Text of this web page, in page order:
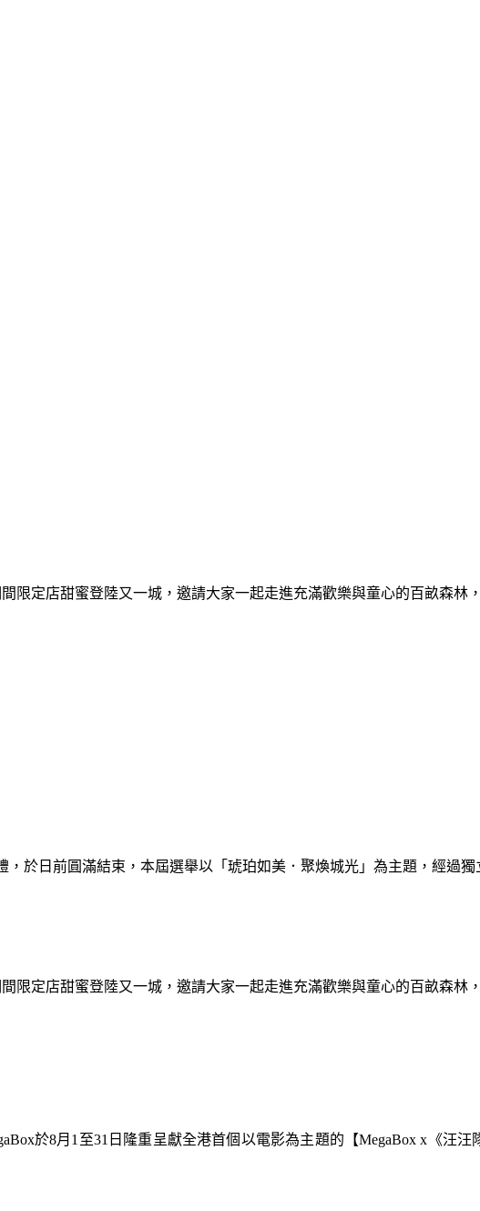
限定店甜蜜登陸又一城，邀請大家一起走進充滿歡樂與童心的百畝森林
於日前圓滿結束，本屆選舉以「琥珀如美．聚煥城光」為主題，經過
於8月1至31日隆重呈獻全港首個以電影為主題的【MegaBox x《汪
限定店甜蜜登陸又一城，邀請大家一起走進充滿歡樂與童心的百畝森林